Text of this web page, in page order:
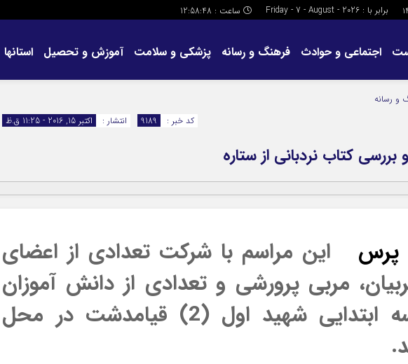
برابر با : Friday - 7 - August - 2026 ساعت : 12:58:48
اجتماعی و حوادث فرهنگ و رسانه پزشکی و سلامت آموزش و تحصیل استانها
و رسانه
انتشار :
اکتبر 15, 2016 - 11:25 ق.ظ کد خبر : 9189
کتاب نردبانی از ستاره
پرس
این مراسم با شرکت تعدادی از اعضای
مربی پرورشی و تعدادی از دانش آموزان
پایه ششم مدرسه ابتدایی شهید اول (2) قیامدشت در محل